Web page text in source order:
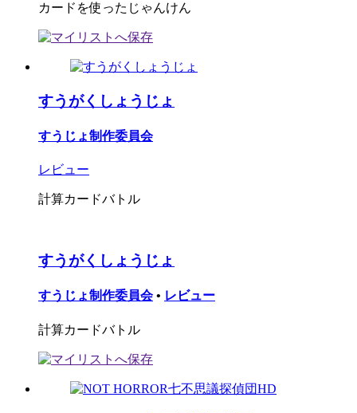
カードを使ったじゃんけん
すうがくしょうじょ
すうじょ制作委員会
レビュー
計算カードバトル
すうがくしょうじょ
すうじょ制作委員会 • レビュー
計算カードバトル